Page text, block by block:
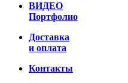
ВИДЕО
Портфолио
Доставка
и оплата
Контакты